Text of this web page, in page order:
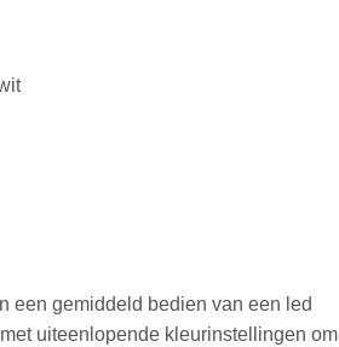
een gemiddeld bedien van een led
uiteenlopende kleurinstellingen om